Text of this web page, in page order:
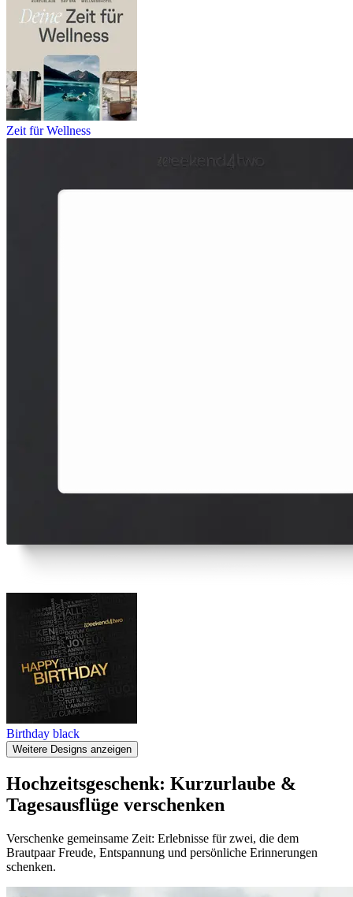
Zeit für Wellness
Birthday black
Weitere Designs anzeigen
Hochzeitsgeschenk: Kurzurlaube &
Tagesausflüge verschenken
Verschenke gemeinsame Zeit: Erlebnisse für zwei, die dem
Brautpaar Freude, Entspannung und persönliche Erinnerungen
schenken.